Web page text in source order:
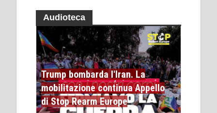
Audioteca
Trump bombarda l'Iran. La
mobilitazione continua Appello
di Stop Rearm Europe